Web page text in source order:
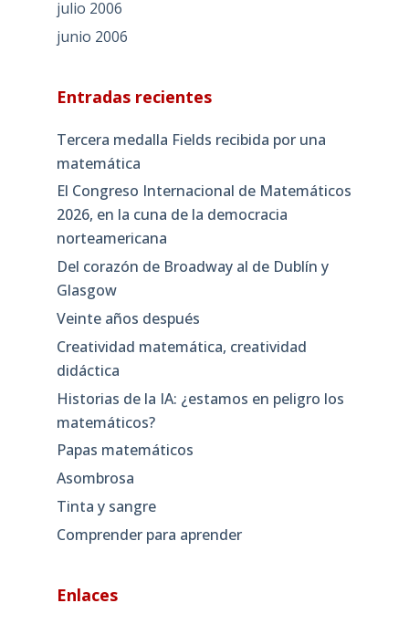
julio 2006
junio 2006
Entradas recientes
Tercera medalla Fields recibida por una
matemática
El Congreso Internacional de Matemáticos
2026, en la cuna de la democracia
norteamericana
Del corazón de Broadway al de Dublín y
Glasgow
Veinte años después
Creatividad matemática, creatividad
didáctica
Historias de la IA: ¿estamos en peligro los
matemáticos?
Papas matemáticos
Asombrosa
Tinta y sangre
Comprender para aprender
Enlaces